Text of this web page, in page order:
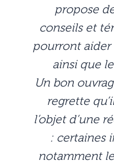
propose
conseils et
pourront aider
ainsi que
Un bon
regrette
l’objet d’une
: certaines
notamment